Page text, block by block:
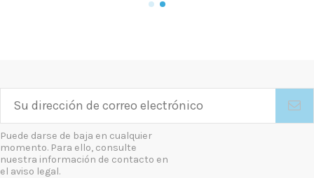
Puede darse de baja en cualquier
momento. Para ello, consulte
nuestra información de contacto en
el aviso legal.